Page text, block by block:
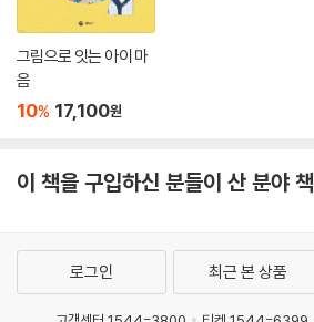
그림으로 잇는 아이 마
음
10% 17,100원
이 책을 구입하신 분들이 산 분야 책
로그인 최근 본 상품